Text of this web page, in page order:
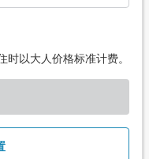
以大人价格标准计费。